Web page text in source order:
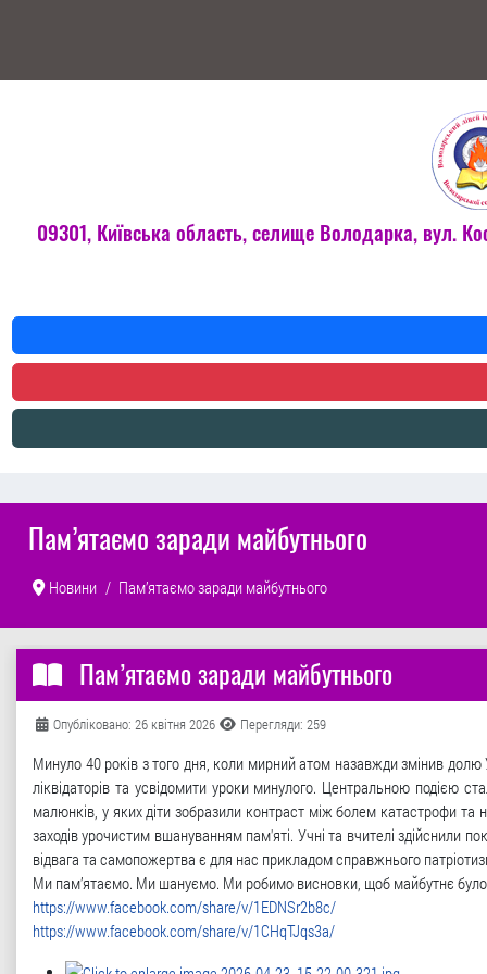
09301, Київська область, селище Володарка, вул.
Пам’ятаємо заради майбутнього
Новини Пам’ятаємо заради майбутнього
Пам’ятаємо заради майбутнього
Деталі
Опубліковано: 26 квітня 2026 Перегляди: 259
Минуло 40 років з того дня, коли мирний атом назавжди змінив долю
ліквідаторів та усвідомити уроки минулого. Центральною подією
малюнків, у яких діти зобразили контраст між болем катастрофи та
заходів урочистим вшануванням пам'яті. Учні та вчителі здійснили
відвага та самопожертва є для нас прикладом справжнього
Ми пам’ятаємо. Ми шануємо. Ми робимо висновки, щоб майбутнє
https://www.facebook.com/share/v/1EDNSr2b8c/
https://www.facebook.com/share/v/1CHqTJqs3a/